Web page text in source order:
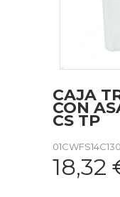
CAJA
CON
CS TP
18,32